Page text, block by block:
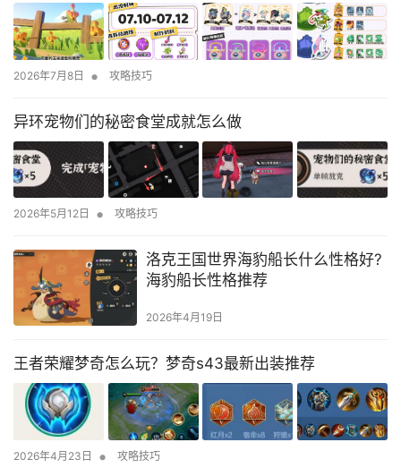
2026年7月8日 • 攻略技巧
异环宠物们的秘密食堂成就怎么做
2026年5月12日 • 攻略技巧
洛克王国世界海豹船长什么性格好?
海豹船长性格推荐
2026年4月19日
王者荣耀梦奇怎么玩？梦奇s43最新出装推荐
2026年4月23日 • 攻略技巧